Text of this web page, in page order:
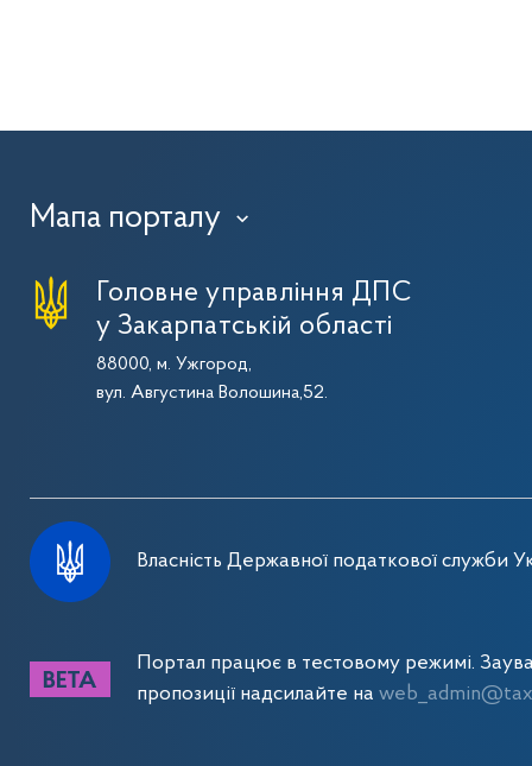
Мапа порталу ›
Головне управління ДПС
у Закарпатській області
88000, м. Ужгород,
вул. Августина Волошина,52.
Власність Державної податкової служби
Портал працює в тестовому режимі.
пропозиції надсилайте на